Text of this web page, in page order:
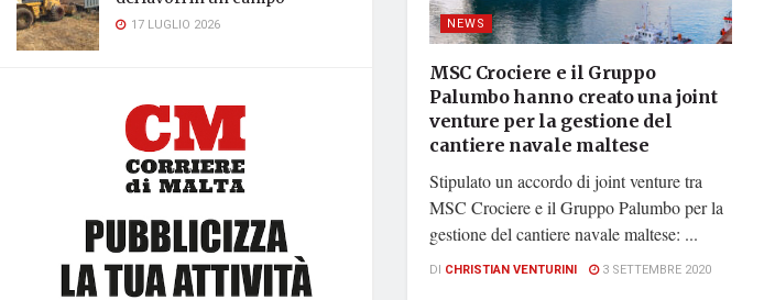
17 LUGLIO 2026 NEWS
MSC Crociere e il Gruppo
Palumbo hanno creato una joint
venture per la gestione del
cantiere navale maltese
Stipulato un accordo di joint venture tra
MSC Crociere e il Gruppo Palumbo per la
gestione del cantiere navale maltese: ...
DI CHRISTIAN VENTURINI 3 SETTEMBRE 2020